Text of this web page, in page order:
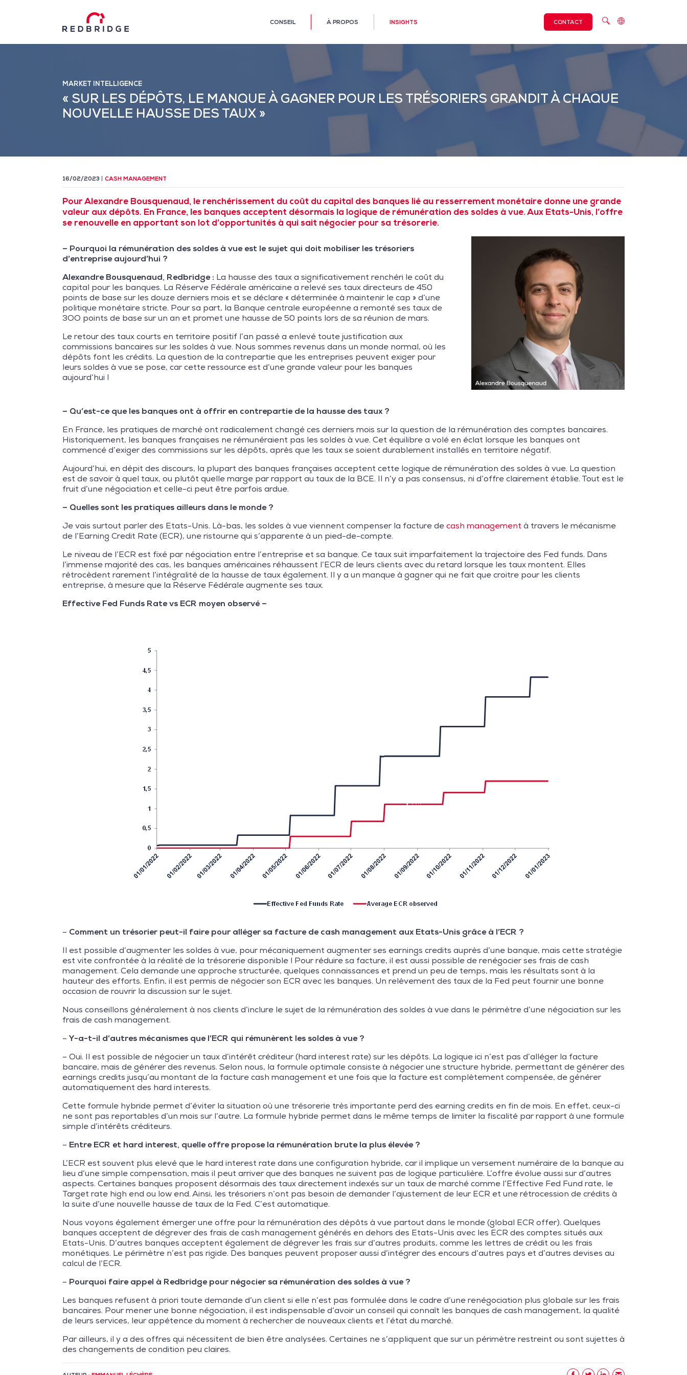
CONSEIL À PROPOS INSIGHTS CONTACT
MARKET INTELLIGENCE
« SUR LES DÉPÔTS, LE MANQUE À GAGNER POUR LES TRÉSORIERS GRANDIT À CHAQUE
NOUVELLE HAUSSE DES TAUX »
16/02/2023 CASH MANAGEMENT
Pour Alexandre Bousquenaud, le renchérissement du coût du capital des banques lié au resserrement monétaire donne une grande
valeur aux dépôts. En France, les banques acceptent désormais la logique de rémunération des soldes à vue. Aux Etats-Unis, l’offre
se renouvelle en apportant son lot d’opportunités à qui sait négocier pour sa trésorerie.
– Pourquoi la rémunération des soldes à vue est le sujet qui doit mobiliser les trésoriers
d’entreprise aujourd’hui ?
Alexandre Bousquenaud, Redbridge : La hausse des taux a significativement renchéri le coût du
capital pour les banques. La Réserve Fédérale américaine a relevé ses taux directeurs de 450
points de base sur les douze derniers mois et se déclare « déterminée à maintenir le cap » d’une
politique monétaire stricte. Pour sa part, la Banque centrale européenne a remonté ses taux de
3OO points de base sur un an et promet une hausse de 50 points lors de sa réunion de mars.
Le retour des taux courts en territoire positif l’an passé a enlevé toute justification aux
commissions bancaires sur les soldes à vue. Nous sommes revenus dans un monde normal, où les
dépôts font les crédits. La question de la contrepartie que les entreprises peuvent exiger pour
leurs soldes à vue se pose, car cette ressource est d’une grande valeur pour les banques
aujourd’hui !
– Qu’est-ce que les banques ont à offrir en contrepartie de la hausse des taux ?
En France, les pratiques de marché ont radicalement changé ces derniers mois sur la question de la rémunération des comptes bancaires.
Historiquement, les banques françaises ne rémunéraient pas les soldes à vue. Cet équilibre a volé en éclat lorsque les banques ont
commencé d’exiger des commissions sur les dépôts, après que les taux se soient durablement installés en territoire négatif.
Aujourd’hui, en dépit des discours, la plupart des banques françaises acceptent cette logique de rémunération des soldes à vue. La question
est de savoir à quel taux, ou plutôt quelle marge par rapport au taux de la BCE. Il n’y a pas consensus, ni d’offre clairement établie. Tout est le
fruit d’une négociation et celle-ci peut être parfois ardue.
– Quelles sont les pratiques ailleurs dans le monde ?
Je vais surtout parler des Etats-Unis. Là-bas, les soldes à vue viennent compenser la facture decash managementà travers le mécanisme
de l’Earning Credit Rate (ECR), une ristourne qui s’apparente à un pied-de-compte.
Le niveau de l’ECR est fixé par négociation entre l’entreprise et sa banque. Ce taux suit imparfaitement la trajectoire des Fed funds. Dans
l’immense majorité des cas, les banques américaines réhaussent l’ECR de leurs clients avec du retard lorsque les taux montent. Elles
rétrocèdent rarement l’intégralité de la hausse de taux également. Il y a un manque à gagner qui ne fait que croitre pour les clients
entreprise, à mesure que la Réserve Fédérale augmente ses taux.
Effective Fed Funds Rate vs ECR moyen observé –
– Comment un trésorier peut-il faire pour alléger sa facture de cash management aux Etats-Unis grâce à l’ECR ?
Il est possible d’augmenter les soldes à vue, pour mécaniquement augmenter ses earnings credits auprès d’une banque, mais cette stratégie
est vite confrontée à la réalité de la trésorerie disponible ! Pour réduire sa facture, il est aussi possible de renégocier ses frais de cash
management. Cela demande une approche structurée, quelques connaissances et prend un peu de temps, mais les résultats sont à la
hauteur des efforts. Enfin, il est permis de négocier son ECR avec les banques. Un relèvement des taux de la Fed peut fournir une bonne
occasion de rouvrir la discussion sur le sujet.
Nous conseillons généralement à nos clients d’inclure le sujet de la rémunération des soldes à vue dans le périmètre d’une négociation sur les
frais de cash management.
– Y-a-t-il d’autres mécanismes que l’ECR qui rémunèrent les soldes à vue ?
– Oui. Il est possible de négocier un taux d’intérêt créditeur (hard interest rate) sur les dépôts. La logique ici n’est pas d’alléger la facture
bancaire, mais de générer des revenus. Selon nous, la formule optimale consiste à négocier une structure hybride, permettant de générer des
earnings credits jusqu’au montant de la facture cash management et une fois que la facture est complètement compensée, de générer
automatiquement des hard interests.
Cette formule hybride permet d’éviter la situation où une trésorerie très importante perd des earning credits en fin de mois. En effet, ceux-ci
ne sont pas reportables d’un mois sur l’autre. La formule hybride permet dans le même temps de limiter la fiscalité par rapport à une formule
simple d’intérêts créditeurs.
– Entre ECR et hard interest, quelle offre propose la rémunération brute la plus élevée ?
L’ECR est souvent plus elevé que le hard interest rate dans une configuration hybride, car il implique un versement numéraire de la banque au
lieu d’une simple compensation, mais il peut arriver que des banques ne suivent pas de logique particulière. L’offre évolue aussi sur d’autres
aspects. Certaines banques proposent désormais des taux directement indexés sur un taux de marché comme l’Effective Fed Fund rate, le
Target rate high end ou low end. Ainsi, les trésoriers n’ont pas besoin de demander l’ajustement de leur ECR et une rétrocession de crédits à
la suite d’une nouvelle hausse de taux de la Fed. C’est automatique.
Nous voyons également émerger une offre pour la rémunération des dépôts à vue partout dans le monde (global ECR offer). Quelques
banques acceptent de dégrever des frais de cash management générés en dehors des Etats-Unis avec les ECR des comptes situés aux
Etats-Unis. D’autres banques acceptent également de dégrever les frais sur d’autres produits, comme les lettres de crédit ou les frais
monétiques. Le périmètre n’est pas rigide. Des banques peuvent proposer aussi d’intégrer des encours d’autres pays et d’autres devises au
calcul de l’ECR.
– Pourquoi faire appel à Redbridge pour négocier sa rémunération des soldes à vue ?
Les banques refusent à priori toute demande d’un client si elle n’est pas formulée dans le cadre d’une renégociation plus globale sur les frais
bancaires. Pour mener une bonne négociation, il est indispensable d’avoir un conseil qui connaît les banques de cash management, la qualité
de leurs services, leur appétence du moment à rechercher de nouveaux clients et l’état du marché.
Par ailleurs, il y a des offres qui nécessitent de bien être analysées. Certaines ne s’appliquent que sur un périmètre restreint ou sont sujettes à
des changements de condition peu claires.